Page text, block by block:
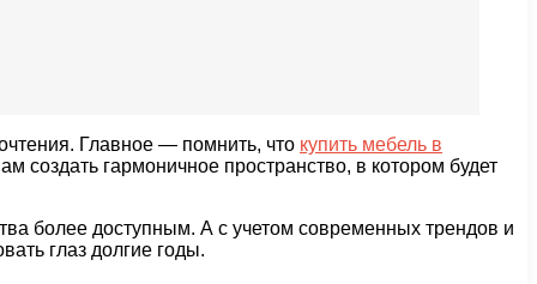
Главное — помнить, что купить мебель в
создать гармоничное пространство, в котором будет
более доступным. А с учетом современных трендов и
глаз долгие годы.